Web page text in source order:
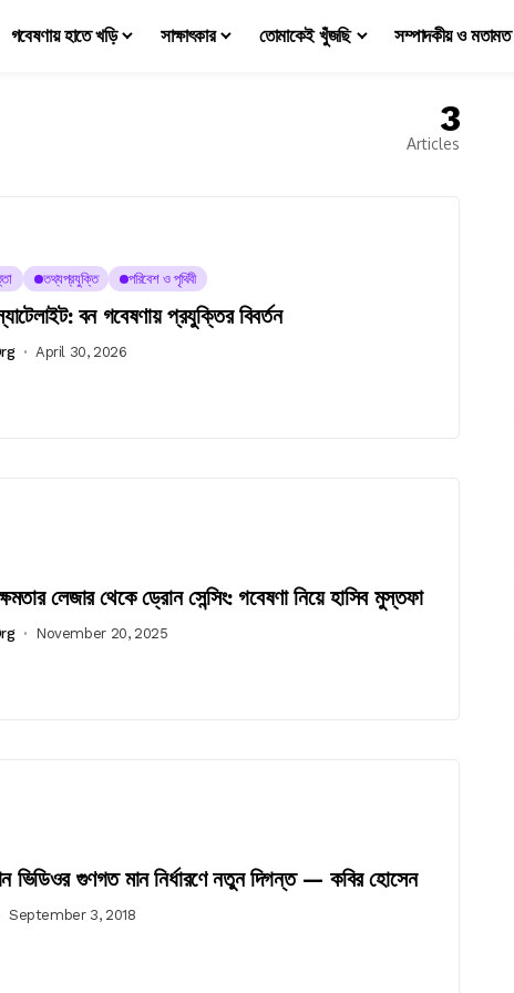
গবেষণায় হাতে খড়ি সাক্ষাৎকার তোমাকেই খুঁজছি সম্পাদকীয় ও মতামত
3
Articles
তথ্যপ্রযুক্তি পরিবেশ ও পৃথিবী
বন গবেষণায় প্রযুক্তির বিবর্তন
April 30, 2026
লেজার থেকে ড্রোন সেন্সিং: গবেষণা নিয়ে হাসিব মুস্‌তফা
November 20, 2025
গুণগত মান নির্ধারণে নতুন দিগন্ত — কবির হোসেন
September 3, 2018